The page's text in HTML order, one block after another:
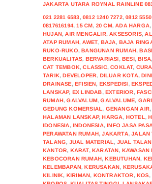
JAKARTA UTARA ROYNAL RAINLINE
021 2281 6583,0812 1240 7272,0812
0817616194,15 CM, 20 CM,ADA HARGA
HUJAN,AIR MENGALIR,AKSESORIS,
ATAP RUMAH,AWET, BAJA, BAJA
RUKO-RUKO,BANGUNAN RUMAH,
BERKUALITAS, BERVARIASI,BESI,BISA
CAT TEMBOK,CLASSIC,COKLAT,
TARIK,DEVELOPER, DILUAR KOTA,
DRAINASE,EFISIEN, EKSPEDISI,
LANSKAP, EX LINDAB,EXTERIOR,
RUMAH,GALVALUM,GALVALUME,
GEDUNG KOMERSIAL, GENANGAN AIR
HALAMAN LANSKAP,HARGA, HOTEL,
IDONESIA,INDONESIA,INFO JASA
PERAWATAN RUMAH,JAKARTA,JALAN
TALANG, JUAL MATERIAL, JUAL
KANTOR, KARAT,KARATAN, KAWASAN
KEBOCORAN RUMAH,KEBUTUHAN,
KELEMBAPAN,KERUSAKAN,
KILINIK, KIRIMAN, KONTRAKTOR,KOS,